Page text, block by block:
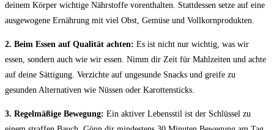
deinem Körper wichtige Nährstoffe ⁢vorenthalten. Stattdessen setze ⁤auf⁤ eine
ausgewogene Ernährung mit viel Obst, Gemüse und Vollkornprodukten.
2. Beim Essen auf Qualität achten: Es ist​ nicht nur wichtig, was wir
essen, sondern auch wie wir essen.‍ Nimm dir Zeit für ‌Mahlzeiten und ⁢achte
auf deine Sättigung. Verzichte auf ungesunde Snacks und greife zu ​
gesunden Alternativen⁤ wie Nüssen oder Karottensticks.
3. Regelmäßige Bewegung: ⁢Ein ​aktiver Lebensstil ist der Schlüssel zu